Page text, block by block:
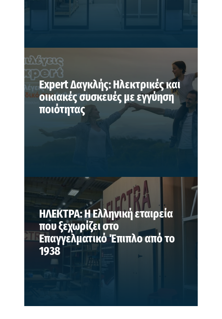
Expert Δαγκλής: Ηλεκτρικές και
οικιακές συσκευές με εγγύηση
ποιότητας
ΗΛΕΚΤΡΑ: Η Ελληνική εταιρεία
που ξεχωρίζει στο
Επαγγελματικό Έπιπλο από το
1938